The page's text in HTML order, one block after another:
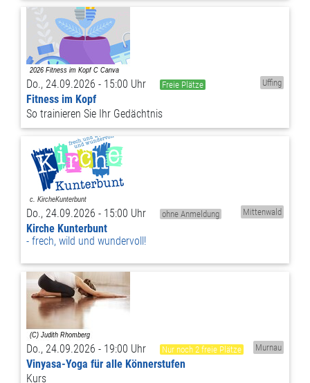
Do., 24.09.2026 - 15:00 Uhr Freie Plätze Uffing
Fitness im Kopf
So trainieren Sie Ihr Gedächtnis
Do., 24.09.2026 - 15:00 Uhr ohne Anmeldung Mittenwald
Kirche Kunterbunt
frech, wild und wundervoll!
Do., 24.09.2026 - 19:00 Uhr Nur noch 2 freie Plätze Murnau
Vinyasa-Yoga für alle Könnerstufen
Kurs